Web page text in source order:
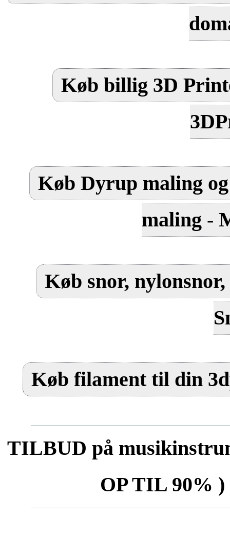
Køb billig 3D
Køb Dyrup maling
maling -
Køb snor,
Køb filament til din
TILBUD på
OP TIL 90%